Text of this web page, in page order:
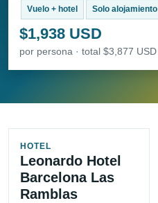
Vuelo + hotel Solo alojamiento
$1,938 USD
por persona · total $3,877 USD
HOTEL
Leonardo Hotel
Barcelona Las
Ramblas